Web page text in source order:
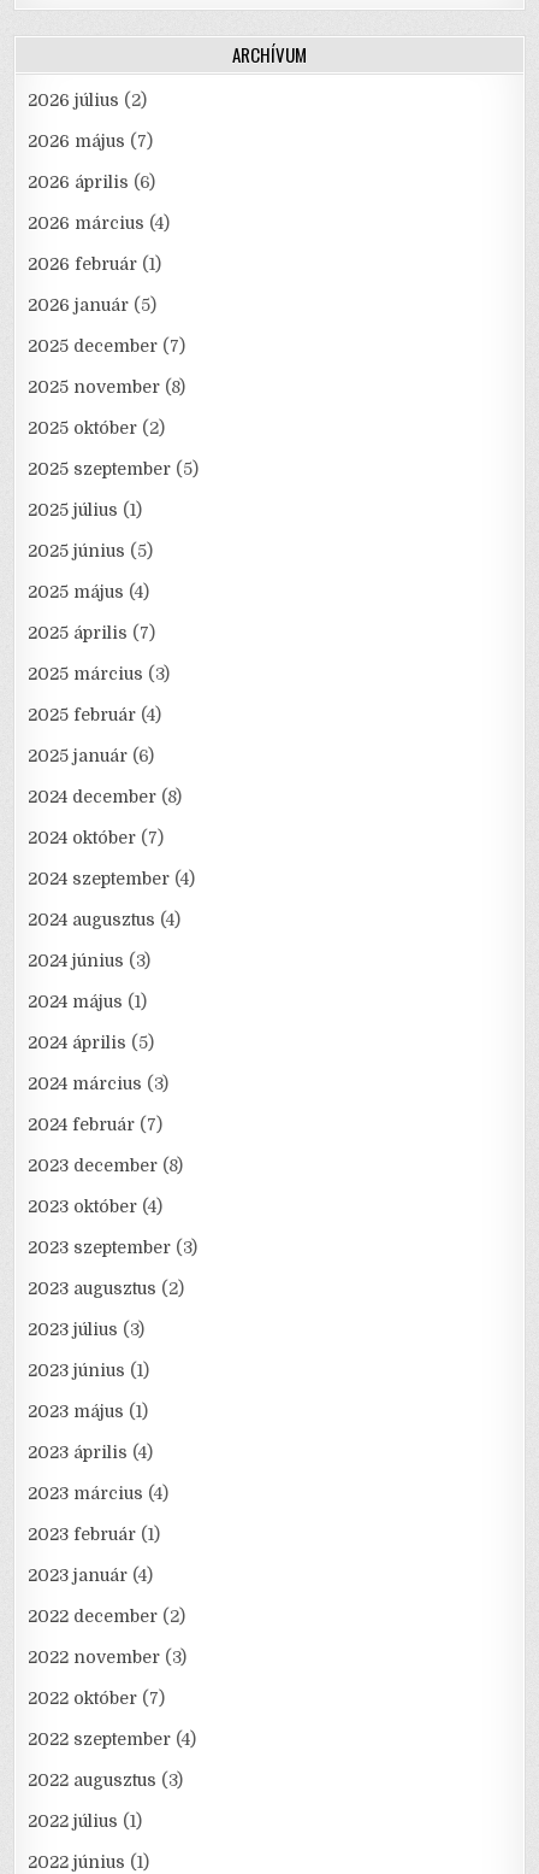
ARCHÍVUM
2026 július (2)
2026 május (7)
2026 április (6)
2026 március (4)
2026 február (1)
2026 január (5)
2025 december (7)
2025 november (8)
2025 október (2)
2025 szeptember (5)
2025 július (1)
2025 június (5)
2025 május (4)
2025 április (7)
2025 március (3)
2025 február (4)
2025 január (6)
2024 december (8)
2024 október (7)
2024 szeptember (4)
2024 augusztus (4)
2024 június (3)
2024 május (1)
2024 április (5)
2024 március (3)
2024 február (7)
2023 december (8)
2023 október (4)
2023 szeptember (3)
2023 augusztus (2)
2023 július (3)
2023 június (1)
2023 május (1)
2023 április (4)
2023 március (4)
2023 február (1)
2023 január (4)
2022 december (2)
2022 november (3)
2022 október (7)
2022 szeptember (4)
2022 augusztus (3)
2022 július (1)
2022 június (1)